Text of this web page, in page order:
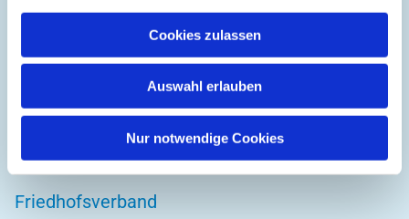
Cookies zulassen
Auswahl erlauben
Nur notwendige Cookies
DIREKT ZU
Altenwohnstätte
Bibelwerk
Diakonie Wuppertal
Friedhofsverband